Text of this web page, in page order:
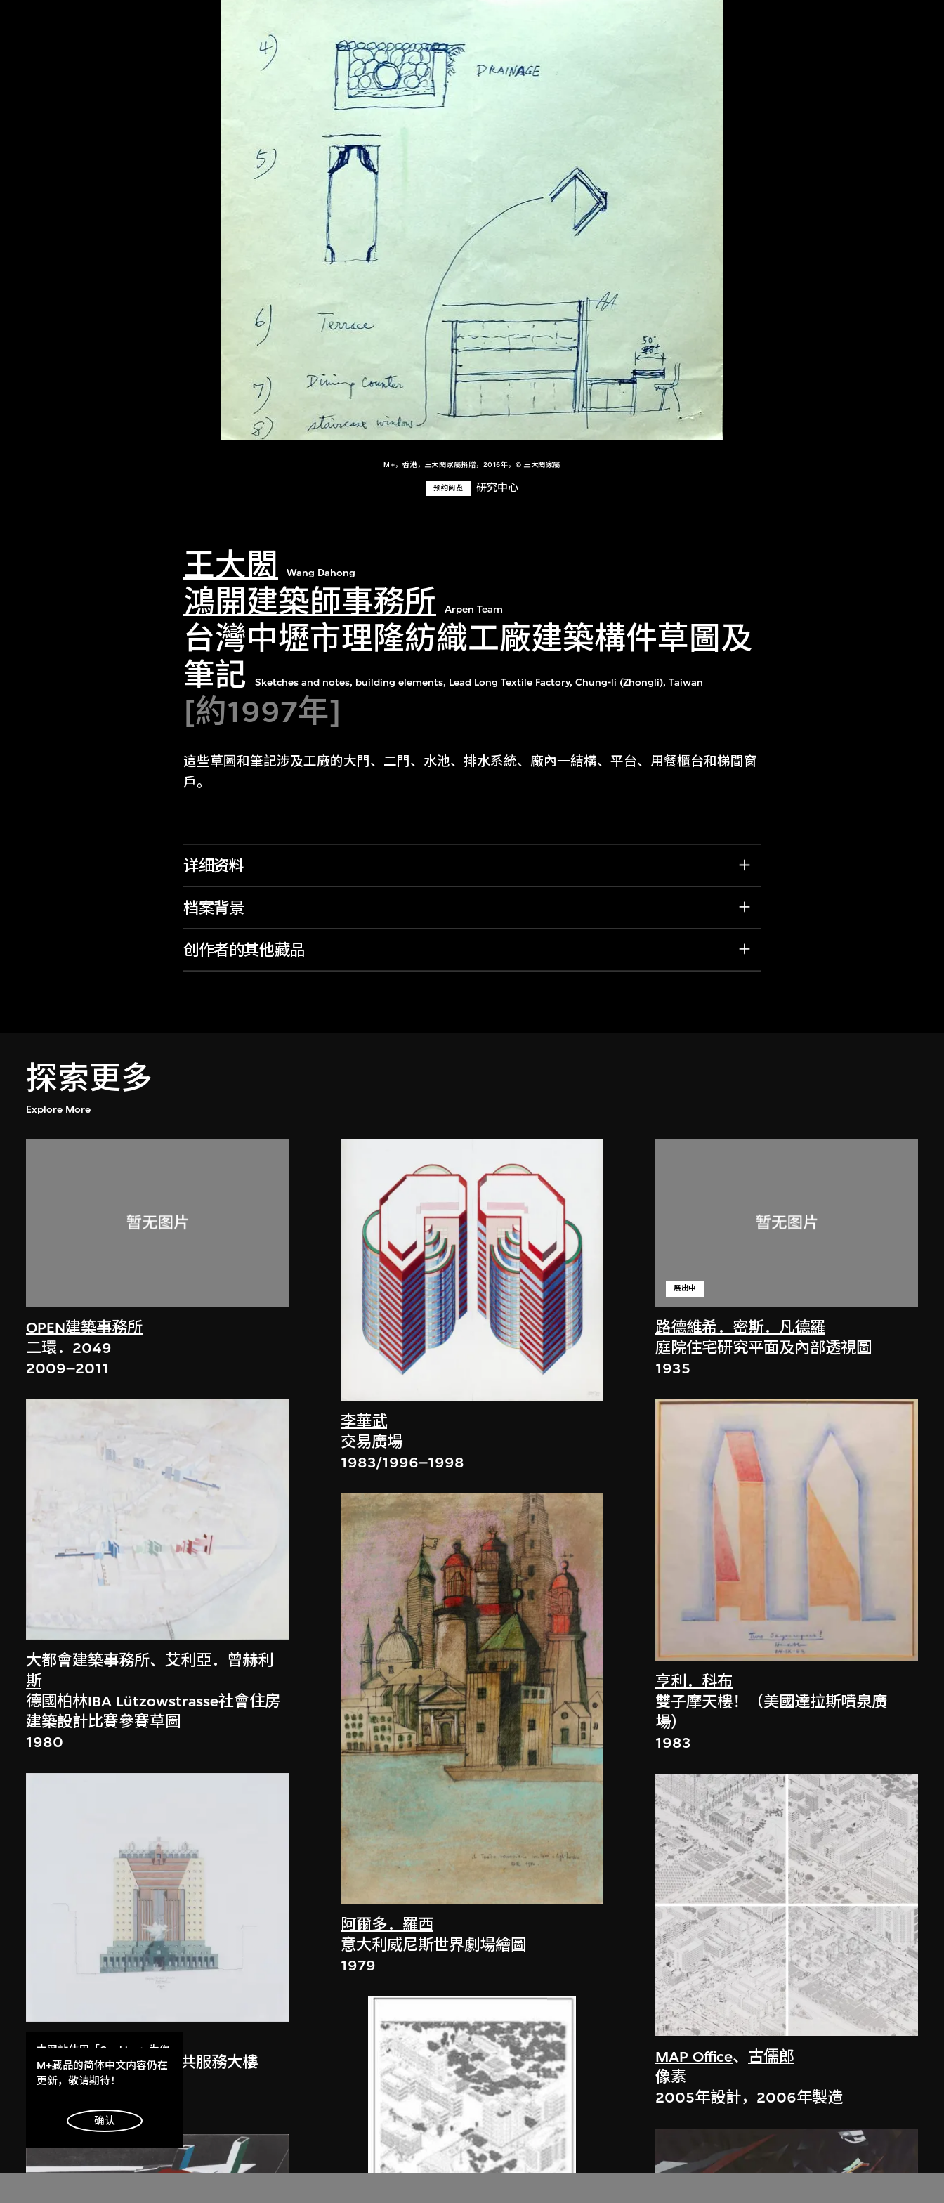
M+，香港，王大閎家屬捐贈，2016年，© 王大閎家屬
预约阅览 研究中心
王大閎 Wang Dahong
鴻開建築師事務所 Arpen Team
台灣中壢市理隆紡織工廠建築構件草圖及
筆記
Sketches and notes, building elements, Lead Long Textile Factory, Chung-li (Zhongli), Taiwan
[約1997年]
這些草圖和筆記涉及工廠的大門、二門、水池、排水系統、廠內一結構、平台、用餐櫃台和梯間窗
戶。
详细资料
档案背景
创作者的其他藏品
探索更多
Explore More
OPEN建築事務所
二環．2049
2009–2011
大都會建築事務所、艾利亞．曾赫利
斯
德國柏林IBA Lützowstrasse社會住房
建築設計比賽參賽草圖
1980
邁克爾．格雷夫斯
美國俄勒岡州波特蘭公共服務大樓
（1979–1982）繪圖
李華武
交易廣場
1983/1996–1998
阿爾多．羅西
意大利威尼斯世界劇場繪圖
1979
路德維希．密斯．凡德羅
展出中
庭院住宅研究平面及內部透視圖
1935
亨利．科布
雙子摩天樓！（美國達拉斯噴泉廣
場）
1983
MAP Office、 古儒郎
像素
2005年設計，2006年製造
本网站使用「Cookies」为你
提供最好的网站体验。
了解更多
明白
M+藏品的简体中文内容仍在
更新，敬请期待！
确认